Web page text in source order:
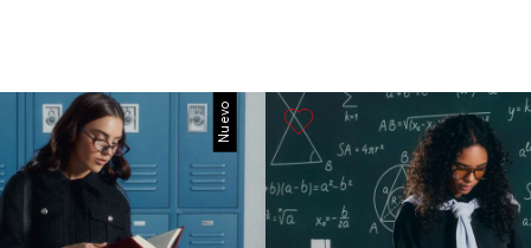
Nuevo